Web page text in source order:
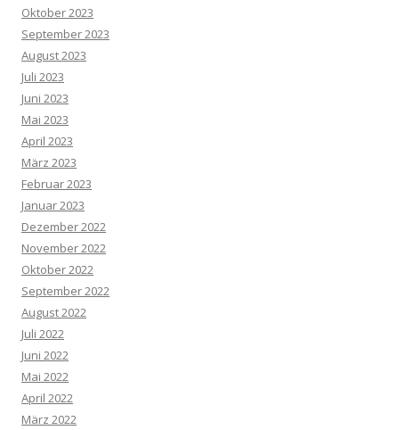
Oktober 2023
September 2023
August 2023
Juli 2023
Juni 2023
Mai 2023
April 2023
März 2023
Februar 2023
Januar 2023
Dezember 2022
November 2022
Oktober 2022
September 2022
August 2022
Juli 2022
Juni 2022
Mai 2022
April 2022
März 2022